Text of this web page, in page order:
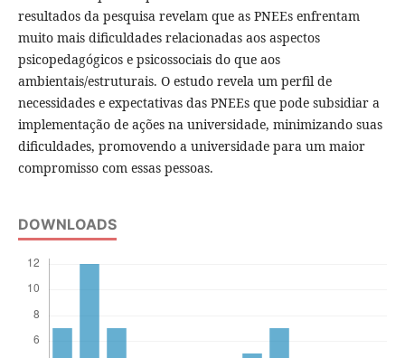
resultados da pesquisa revelam que as PNEEs enfrentam
muito mais dificuldades relacionadas aos aspectos
psicopedagógicos e psicossociais do que aos
ambientais/estruturais. O estudo revela um perfil de
necessidades e expectativas das PNEEs que pode subsidiar a
implementação de ações na universidade, minimizando suas
dificuldades, promovendo a universidade para um maior
compromisso com essas pessoas.
DOWNLOADS